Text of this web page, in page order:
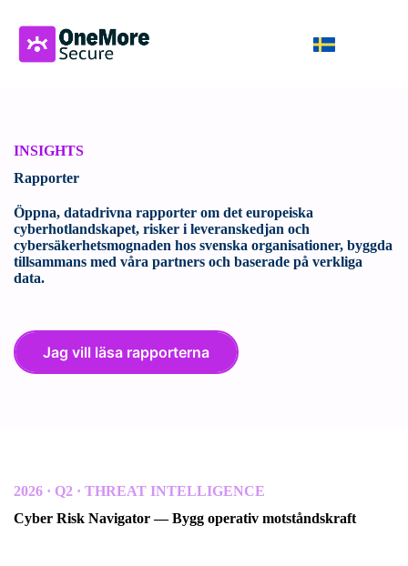
INSIGHTS
Rapporter
Öppna, datadrivna rapporter om det europeiska
cyberhotlandskapet, risker i leveranskedjan och
cybersäkerhetsmognaden hos svenska organisationer, byggda
tillsammans med våra partners och baserade på verkliga
data.
Jag vill läsa rapporterna
2026 · Q2 · THREAT INTELLIGENCE
Cyber Risk Navigator — Bygg operativ motståndskraft